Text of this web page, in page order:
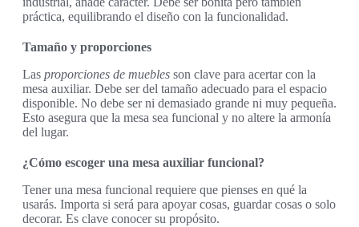
práctica, equilibrando el diseño con la funcionalidad.
Tamaño y proporciones
Las proporciones de muebles son clave para acertar con la
mesa auxiliar. Debe ser del tamaño adecuado para el espacio
disponible. No debe ser ni demasiado grande ni muy pequeña.
Esto asegura que la mesa sea funcional y no altere la armonía
del lugar.
¿Cómo escoger una mesa auxiliar funcional?
Tener una mesa funcional requiere que pienses en qué la
usarás. Importa si será para apoyar cosas, guardar cosas o solo
decorar. Es clave conocer su propósito.